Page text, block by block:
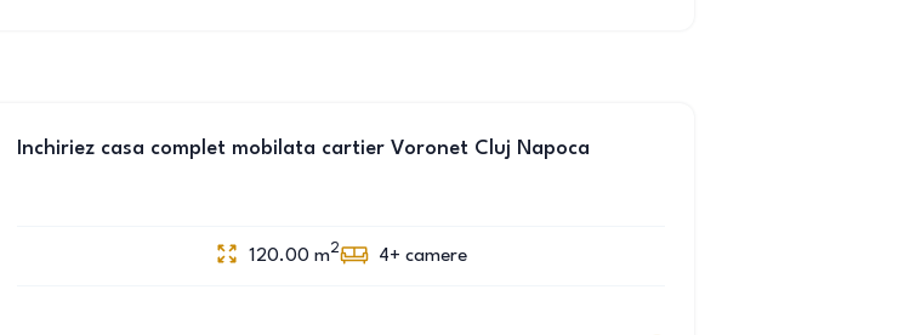
Inchiriez casa complet mobilata cartier Voronet Cluj Napoca
120.00 m2 4+ camere